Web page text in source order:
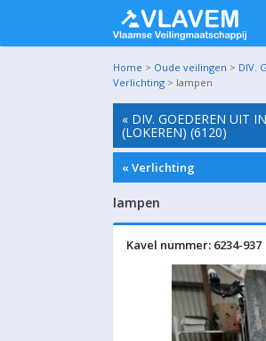
Home > Oude veilingen > DIV.
Verlichting > lampen
« DIV. GOEDEREN UIT
(LOKEREN) (6120)
« Verlichting
lampen
Kavel nummer: 6234-937